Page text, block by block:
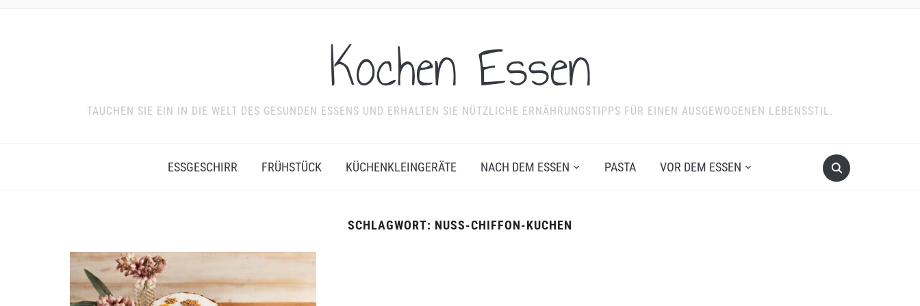
Kochen Essen
TAUCHEN SIE EIN IN DIE WELT DES GESUNDEN ESSENS UND ERHALTEN SIE NÜTZLICHE ERNÄHRUNGSTIPPS FÜR EINEN AUSGEWOGENEN LEBENSSTIL.
ESSGESCHIRR FRÜHSTÜCK KÜCHENKLEINGERÄTE NACH DEM ESSEN PASTA VOR DEM ESSEN
SCHLAGWORT: NUSS-CHIFFON-KUCHEN